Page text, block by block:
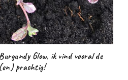
Glow, ik vind vooral de
prachtig!